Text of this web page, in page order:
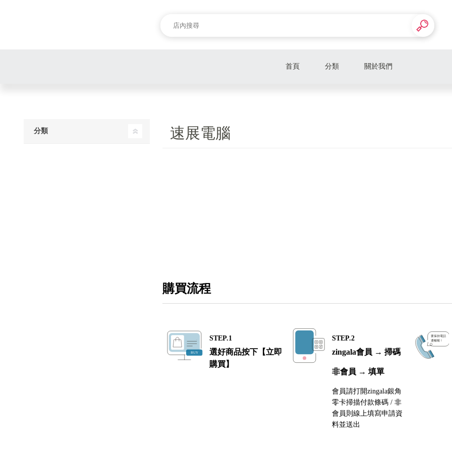
首頁 分類 關於我們
速展電腦
購買流程
STEP.1
選好商品按下【立即
購買】
STEP.2
zingala會員 → 掃碼
非會員 → 填單
會員請打開zingala銀角
零卡掃描付款條碼 / 非
會員則線上填寫申請資
料並送出
分類